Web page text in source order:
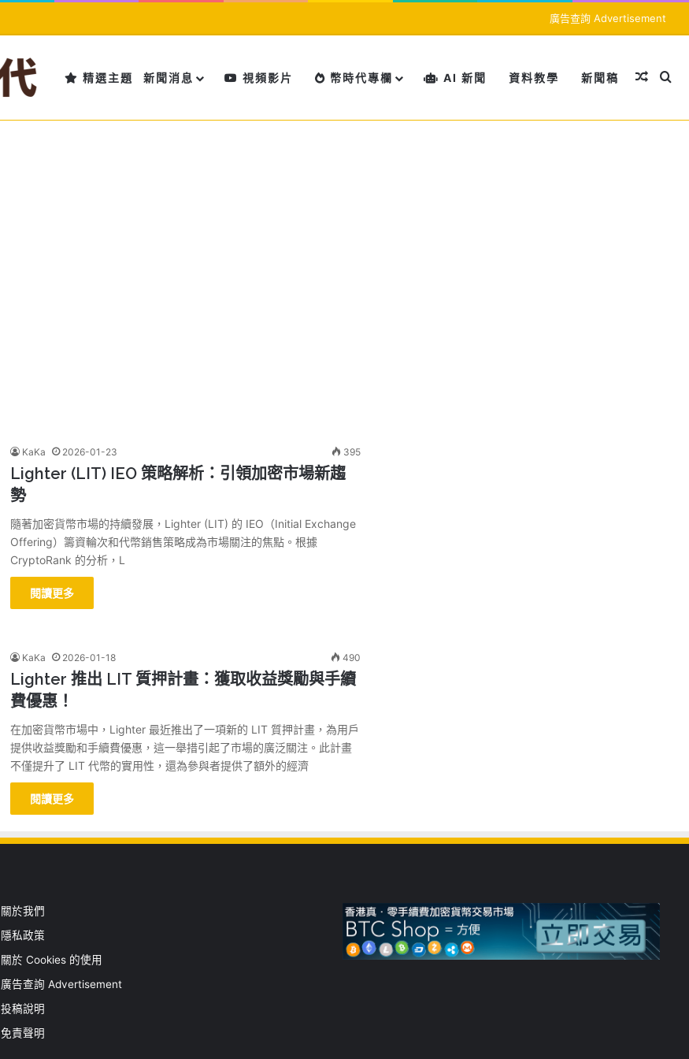
廣告查詢 Advertisement
精選主題 新聞消息 視頻影片 幣時代專欄 AI 新聞 資料教學 新聞稿 隨機文
搜
KaKa 2026-01-23 395
Lighter (LIT) IEO 策略解析：引領加密市場新趨
勢
隨著加密貨幣市場的持續發展，Lighter (LIT) 的 IEO（Initial Exchange
Offering）籌資輪次和代幣銷售策略成為市場關注的焦點。根據
CryptoRank 的分析，L
閱讀更多
KaKa 2026-01-18 490
Lighter 推出 LIT 質押計畫：獲取收益獎勵與手續
費優惠！
在加密貨幣市場中，Lighter 最近推出了一項新的 LIT 質押計畫，為用戶
提供收益獎勵和手續費優惠，這一舉措引起了市場的廣泛關注。此計畫
不僅提升了 LIT 代幣的實用性，還為參與者提供了額外的經濟
閱讀更多
關於我們
隱私政策
關於 Cookies 的使用
廣告查詢 Advertisement
投稿說明
免責聲明